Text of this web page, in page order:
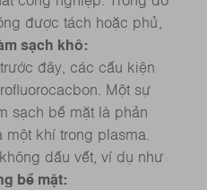
được tách hoặc phủ,
sạch khô:
đây, các cấu kiện
Một sự
sạch bề mặt là phản
khí trong plasma.
dấu vết, ví dụ như
bề mặt: